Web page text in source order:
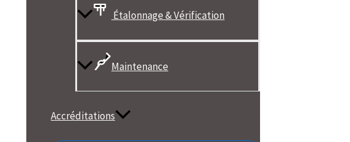
Étalonnage & Vérification
Maintenance
Accréditations